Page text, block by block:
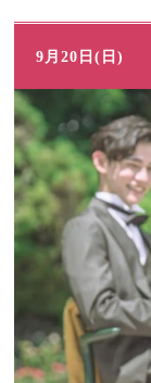
9月20日(日)